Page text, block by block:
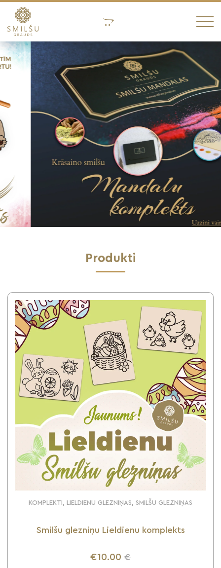
Produkti
KOMPLEKTI, LIELDIENU GLEZNIŅAS, SMILŠU GLEZNIŅAS
Smilšu glezniņu Lieldienu komplekts
€10.00 €